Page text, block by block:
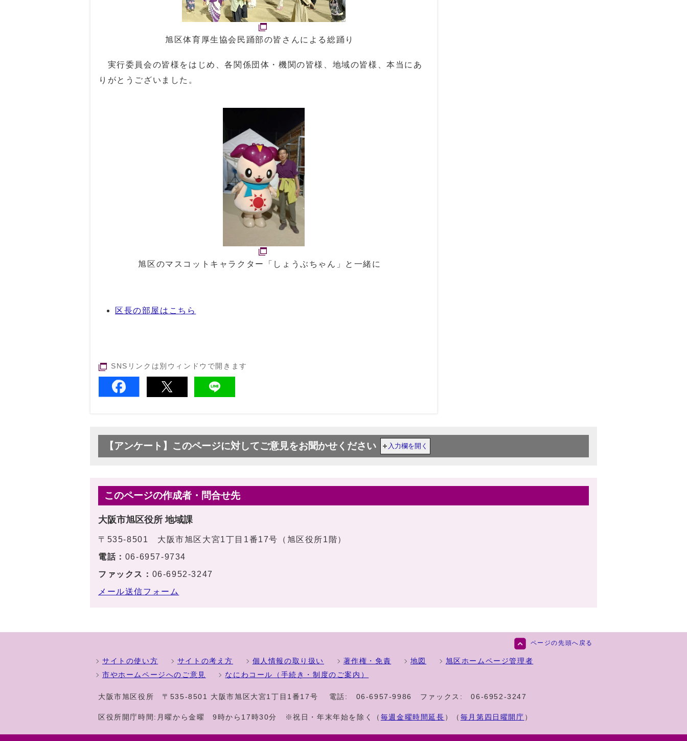
旭区体育厚生協会民踊部の皆さんによる総踊り
実行委員会の皆様をはじめ、各関係団体・機関の皆様、地域の皆様、本当にあ
りがとうございました。
旭区のマスコットキャラクター「しょうぶちゃん」と一緒に
区長の部屋はこちら
SNSリンクは別ウィンドウで開きます
【アンケート】このページに対してご意見をお聞かせください 入力欄を開く
このページの作成者・問合せ先
大阪市旭区役所 地域課
〒535-8501 大阪市旭区大宮1丁目1番17号（旭区役所1階）
電話： 06-6957-9734
ファックス： 06-6952-3247
メール送信フォーム
ページの先頭へ戻る
サイトの使い方 サイトの考え方 個人情報の取り扱い 著作権・免責 地図
旭区ホームページ管理者
市やホームページへのご意見
なにわコール（手続き・制度のご案内）
大阪市旭区役所 〒535-8501 大阪市旭区大宮1丁目1番17号 電話: 06-6957-9986 ファックス: 06-6952-3247
区役所開庁時間:月曜から金曜 9時から17時30分 ※祝日・年末年始を除く（ 毎週金曜時間延長 ）（ 毎月第四日曜開庁 ）